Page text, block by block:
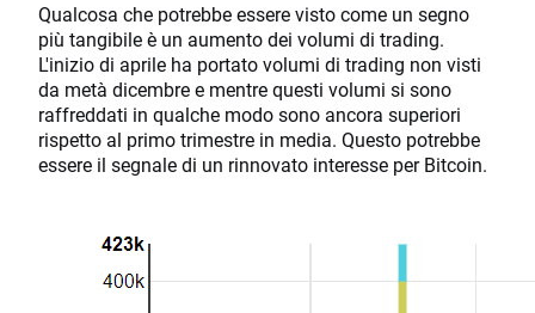
Qualcosa che potrebbe essere visto come un segno
più tangibile è un aumento dei volumi di trading.
L'inizio di aprile ha portato volumi di trading non visti
da metà dicembre e mentre questi volumi si sono
raffreddati in qualche modo sono ancora superiori
rispetto al primo trimestre in media. Questo potrebbe
essere il segnale di un rinnovato interesse per Bitcoin.